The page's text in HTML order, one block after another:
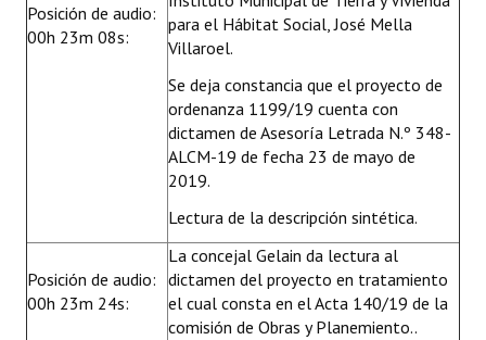
Posición de audio:
00h 23m 08s:
para el Hábitat Social, José Mella
Villaroel.
Se deja constancia que el proyecto de
ordenanza 1199/19 cuenta con
dictamen de Asesoría Letrada N.º 348-
ALCM-19 de fecha 23 de mayo de
2019.
Lectura de la descripción sintética.
Posición de audio:
00h 23m 24s:
La concejal Gelain da lectura al
dictamen del proyecto en tratamiento
el cual consta en el Acta 140/19 de la
comisión de Obras y Planemiento..